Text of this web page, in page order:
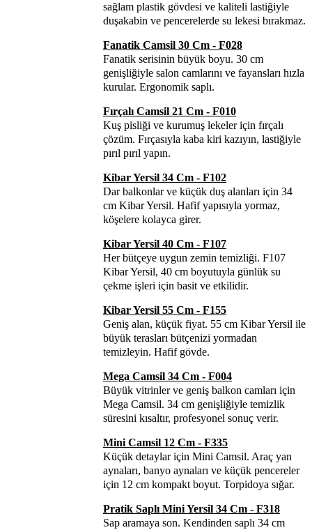
sağlam plastik gövdesi ve kaliteli lastiğiyle
duşakabin ve pencerelerde su lekesi bırakmaz.
Fanatik Camsil 30 Cm - F028
Fanatik serisinin büyük boyu. 30 cm
genişliğiyle salon camlarını ve fayansları hızla
kurular. Ergonomik saplı.
Fırçalı Camsil 21 Cm - F010
Kuş pisliği ve kurumuş lekeler için fırçalı
çözüm. Fırçasıyla kaba kiri kazıyın, lastiğiyle
pırıl pırıl yapın.
Kibar Yersil 34 Cm - F102
Dar balkonlar ve küçük duş alanları için 34
cm Kibar Yersil. Hafif yapısıyla yormaz,
köşelere kolayca girer.
Kibar Yersil 40 Cm - F107
Her bütçeye uygun zemin temizliği. F107
Kibar Yersil, 40 cm boyutuyla günlük su
çekme işleri için basit ve etkilidir.
Kibar Yersil 55 Cm - F155
Geniş alan, küçük fiyat. 55 cm Kibar Yersil ile
büyük terasları bütçenizi yormadan
temizleyin. Hafif gövde.
Mega Camsil 34 Cm - F004
Büyük vitrinler ve geniş balkon camları için
Mega Camsil. 34 cm genişliğiyle temizlik
süresini kısaltır, profesyonel sonuç verir.
Mini Camsil 12 Cm - F335
Küçük detaylar için Mini Camsil. Araç yan
aynaları, banyo aynaları ve küçük pencereler
için 12 cm kompakt boyut. Torpidoya sığar.
Pratik Saplı Mini Yersil 34 Cm - F318
Sap aramaya son. Kendinden saplı 34 cm